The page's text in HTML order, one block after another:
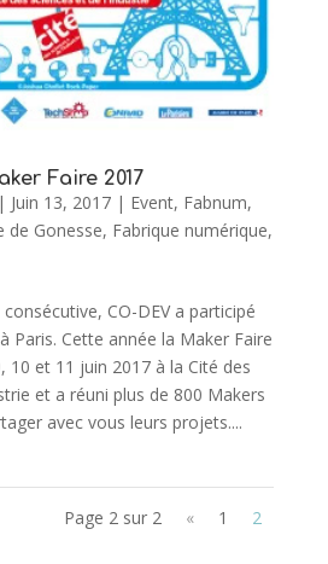
Faire 2017
Juin 13, 2017| Event, Fabnum,
de Gonesse, Fabrique numérique,
CO-DEV a participé
Paris. Cette année la Maker Faire
10 et 11 juin 2017 à la Cité des
et a réuni plus de 800 Makers
avec vous leurs projets....
Page 2 sur 2 « 1 2